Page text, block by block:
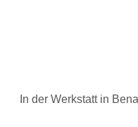
In der Werkstatt in